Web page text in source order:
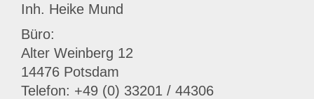
Inh. Heike Mund
Büro:
Alter Weinberg 12
14476 Potsdam
Telefon: +49 (0) 33201 / 44306